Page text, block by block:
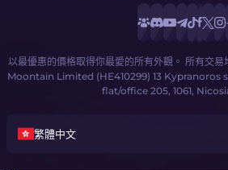
以最優惠的價格取得你最愛的所有外觀。 所有交
Moontain Limited (HE410299) 13
flat/office 205, 1061,
繁體中文